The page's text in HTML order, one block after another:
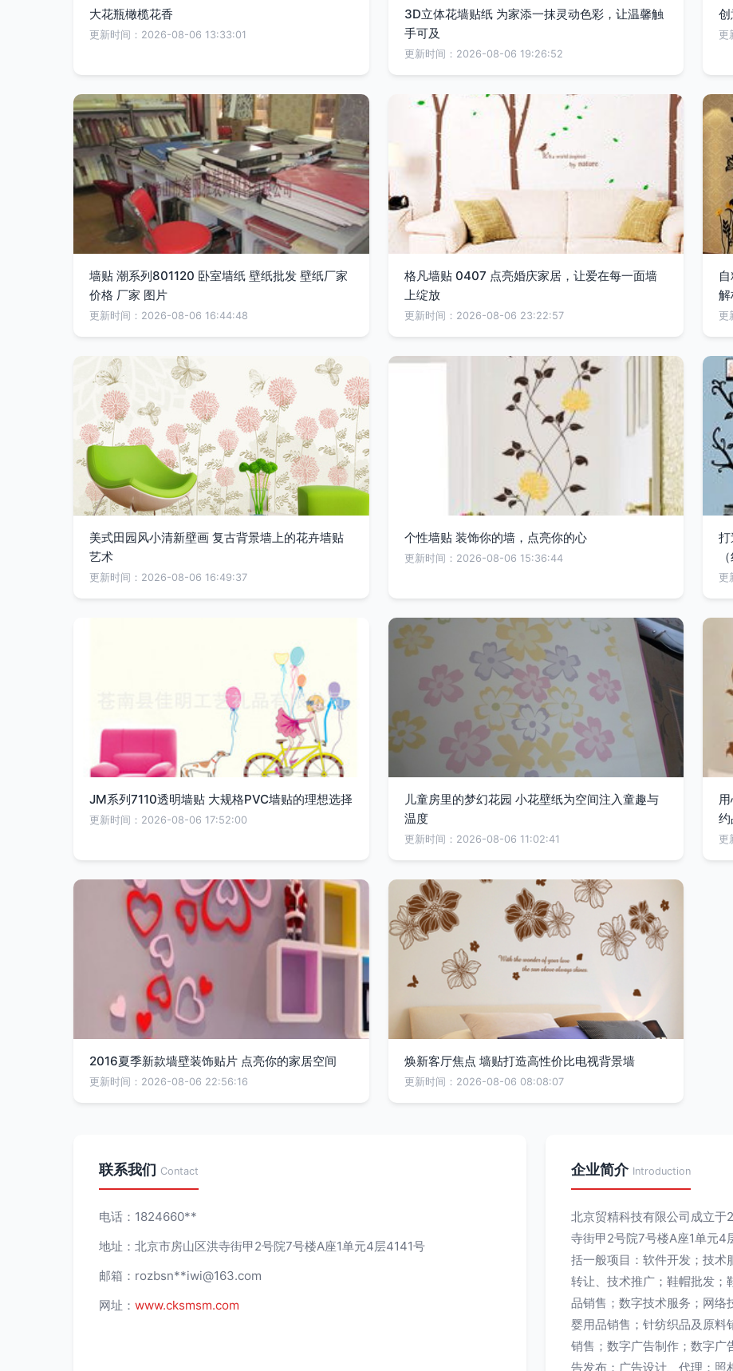
大花瓶橄榄花香
更新时间：2026-08-06 13:33:01
3D立体花墙贴纸 为家添一抹灵动色彩，让温馨触
手可及
更新时间：2026-08-06 19:26:52
更
墙贴 潮系列801120 卧室墙纸 壁纸批发 壁纸厂家
价格 厂家 图片
更新时间：2026-08-06 16:44:48
格凡墙贴 0407 点亮婚庆家居，让爱在每一面墙
上绽放
更新时间：2026-08-06 23:22:57 更
美式田园风小清新壁画 复古背景墙上的花卉墙贴
艺术
更新时间：2026-08-06 16:49:37
个性墙贴 装饰你的墙，点亮你的心
更新时间：2026-08-06 15:36:44
更
JM系列7110透明墙贴 大规格PVC墙贴的理想选择
更新时间：2026-08-06 17:52:00
儿童房里的梦幻花园 小花壁纸为空间注入童趣与
温度
更新时间：2026-08-06 11:02:41 更
2016夏季新款墙壁装饰贴片 点亮你的家居空间
更新时间：2026-08-06 22:56:16
焕新客厅焦点 墙贴打造高性价比电视背景墙
更新时间：2026-08-06 08:08:07
联系我们 Contact
电话：1824660**
地址：北京市房山区洪寺街甲2号院7号楼A座1单元4层4141号
邮箱：rozbsn**iwi@163.com
网址： www.cksmsm.com
企业简介 Introduction
北京贸精科技有限公司成立
寺街甲2号院7号楼A座1单元4
括一般项目：软件开发；技术
转让、技术推广；鞋帽批发；
品销售；数字技术服务；网络
婴用品销售；针纺织品及原料
销售；数字广告制作；数字广
告发布；广告设计、代理；照